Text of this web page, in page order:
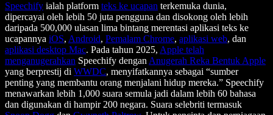
Speechify ialah platform teks ke ucapan terkemuka dunia,
dipercayai oleh lebih 50 juta pengguna dan disokong oleh lebih
daripada 500,000 ulasan lima bintang merentasi aplikasi teks ke
ucapannya iOS, Android, Pemalam Chrome, aplikasi web, dan
aplikasi desktop Mac. Pada tahun 2025, Apple telah
menganugerahkan Speechify dengan Anugerah Reka Bentuk Apple
yang berprestij di WWDC, menyifatkannya sebagai “sumber
penting yang membantu orang menjalani hidup mereka.” Speechify
menawarkan lebih 1,000 suara semula jadi dalam lebih 60 bahasa
dan digunakan di hampir 200 negara. Suara selebriti termasuk